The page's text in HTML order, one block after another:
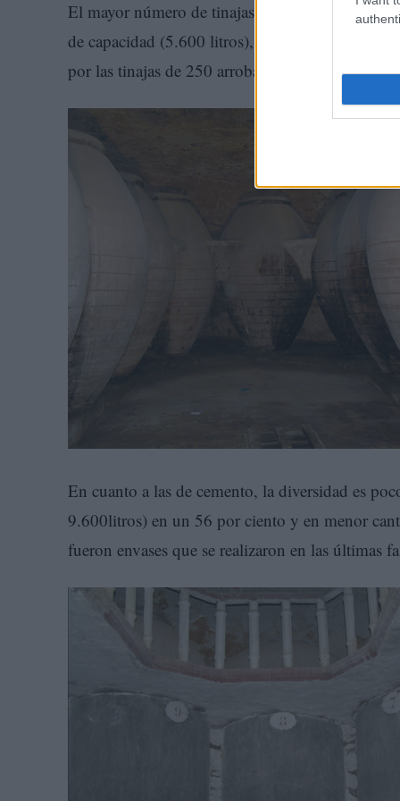
El mayor número de tinajas de barro está
de capacidad (5.600 litros), siendo la que más
por las tinajas de 250 arrobas (4.000 litros).
En cuanto a las de cemento, la diversidad es
9.600litros) en un 56 por ciento y en menor
fueron envases que se realizaron en las últimas